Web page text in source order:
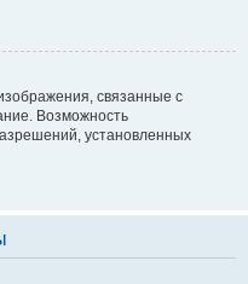
связанные с
Возможность
установленных